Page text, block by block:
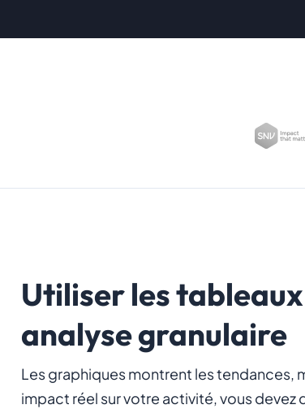
Utiliser les
analyse granulaire
Les graphiques montrent les tendances,
impact réel sur votre activité, vous